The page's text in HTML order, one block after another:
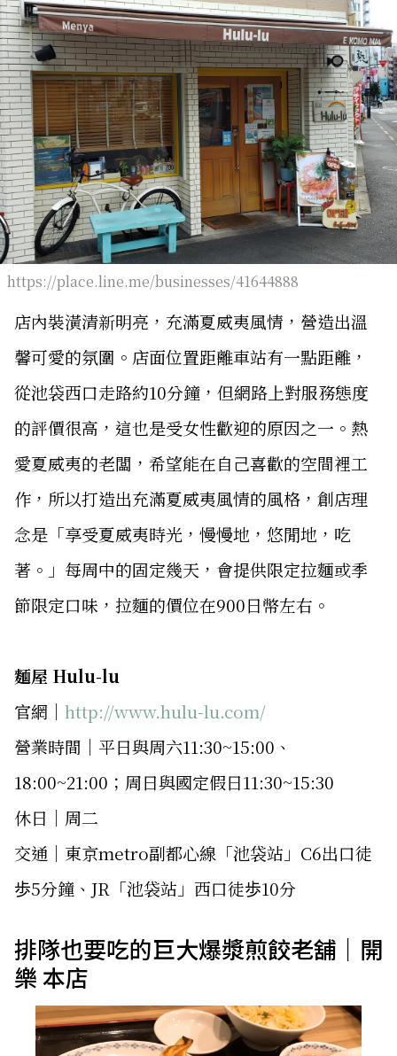
https://place.line.me/businesses/41644888
店內裝潢清新明亮，充滿夏威夷風情，營造出溫
馨可愛的氛圍。店面位置距離車站有一點距離，
從池袋西口走路約10分鐘，但網路上對服務態度
的評價很高，這也是受女性歡迎的原因之一。熱
愛夏威夷的老闆，希望能在自己喜歡的空間裡工
作，所以打造出充滿夏威夷風情的風格，創店理
念是「享受夏威夷時光，慢慢地，悠閒地，吃
著。」每周中的固定幾天，會提供限定拉麵或季
節限定口味，拉麵的價位在900日幣左右。
麵屋 Hulu-lu
官網｜ http://www.hulu-lu.com/
營業時間｜平日與周六11:30~15:00、
18:00~21:00；周日與國定假日11:30~15:30
休日｜周二
交通｜東京metro副都心線「池袋站」C6出口徒
歩5分鐘、JR「池袋站」西口徒歩10分
排隊也要吃的巨大爆漿煎餃老舖｜開
樂 本店